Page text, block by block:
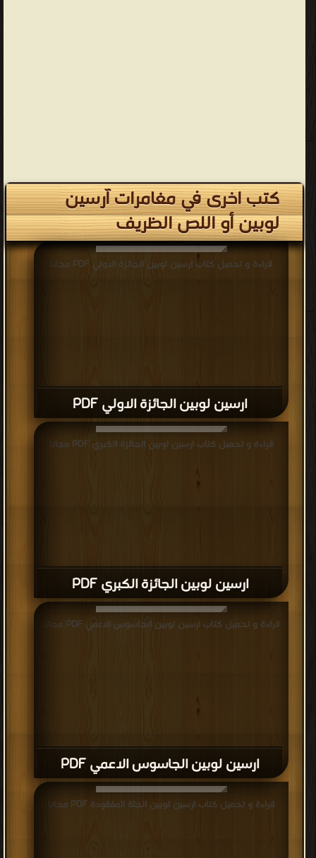
كتب اخرى في مغامرات آرسين
لوبين أو اللص الظريف
ارسين لوبين الجائزة الاولي PDF
قراءة و تحميل كتاب ارسين لوبين الجائزة الاولي PDF مجانا
ارسين لوبين الجائزة الكبري PDF
قراءة و تحميل كتاب ارسين لوبين الجائزة الكبري PDF مجانا
ارسين لوبين الجاسوس الاعمي PDF
قراءة و تحميل كتاب ارسين لوبين الجاسوس الاعمي PDF مجانا
قراءة و تحميل كتاب ارسين لوبين الجثة المفقودة PDF مجانا